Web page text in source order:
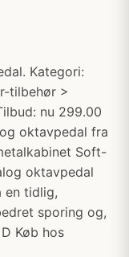
Kategori:
tilbehør >
nu 299.00
oktavpedal fra
Soft-
oktavpedal
en tidlig,
sporing og,
Køb hos